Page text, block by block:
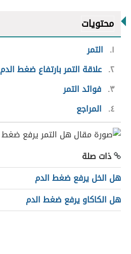
محتويات
١
التمر
٢ علاقة التمر بارتفاع ضغط الدم
٣ فوائد التمر
٤
المراجع
ذات صلة
هل الخل يرفع ضغط الدم
هل الكاكاو يرفع ضغط الدم